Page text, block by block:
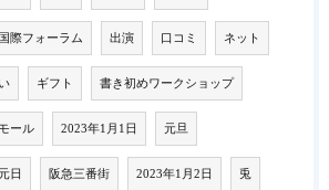
国際フォーラム 出演 口コミ ネット
ギフト 書き初めワークショップ
ール 2023年1月1日 元旦
日 阪急三番街 2023年1月2日 兎